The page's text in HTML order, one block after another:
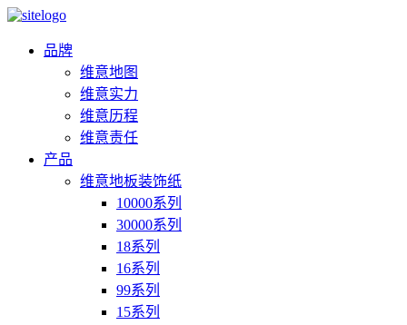
品牌
维意地图
维意实力
维意历程
维意责任
产品
维意地板装饰纸
10000系列
30000系列
18系列
16系列
99系列
15系列